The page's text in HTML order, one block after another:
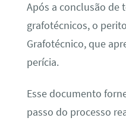
Após a conclusão de
grafotécnicos, o
Grafotécnico, que
perícia.
Esse documento
passo do processo